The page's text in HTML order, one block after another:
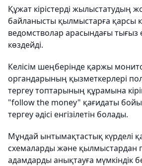
Құжат кірістерді жылыстатудың
байланысты қылмыстарға қарсы
ведомстволар арасындағы тығыз
көздейді.
Келісім шеңберінде қаржы
органдарының қызметкерлері
тергеу топтарының құрамына
"follow the money" қағидаты
тергеу әдісі енгізілетін болады.
Мұндай ынтымақтастық күрделі
схемаларды және қылмыстардан
адамдарды анықтауға мүмкіндік